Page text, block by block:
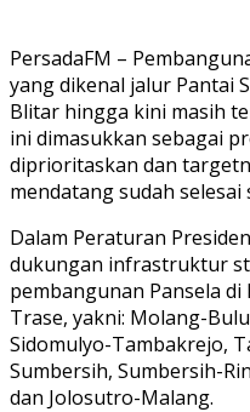
PersadaFM –
yang dikenal jalur Pantai
Blitar hingga kini masih
ini dimasukkan sebagai
diprioritaskan dan
mendatang sudah selesai
Dalam Peraturan
dukungan infrastruktur
pembangunan Pansela
Trase, yakni: Molang-
Sidomulyo-Tambakrejo,
Sumbersih, Sumbersih-
dan Jolosutro-Malang.